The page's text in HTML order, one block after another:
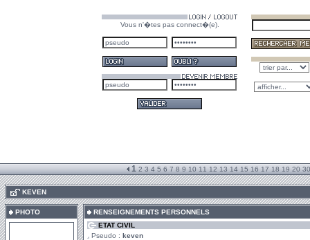
Vous n'�tes pas connect�(e).
1 2 3 4 5 6 7 8 9 10 11 12 13 14 15 16 17 18 19 20 30
KEVEN
PHOTO
RENSEIGNEMENTS PERSONNELS
ETAT CIVIL
Pseudo : keven